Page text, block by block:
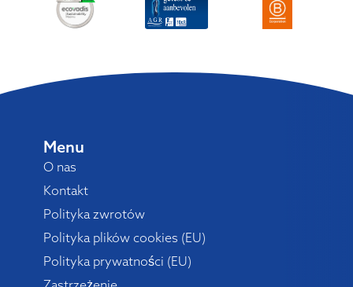
Menu
O nas
Kontakt
Polityka zwrotów
Polityka plików cookies (EU)
Polityka prywatności (EU)